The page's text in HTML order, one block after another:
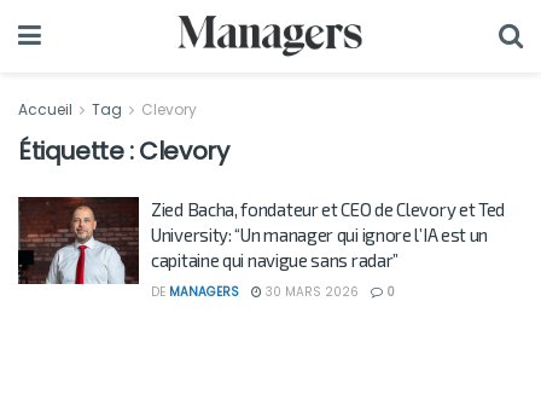
Accueil Tag Clevory
Étiquette :Clevory
Zied Bacha, fondateur et CEO de Clevory et Ted
University: “Un manager qui ignore l’IA est un
capitaine qui navigue sans radar”
DE MANAGERS 30 MARS 2026 0